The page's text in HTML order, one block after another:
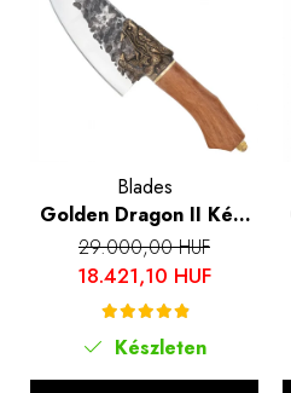
Blades
Golden Dragon II Kés,
konyha és kemping,
kalapált hammerhead,
7Cr17 acél, rózsafa
markolat, 27.5 cm
29.000,00 HUF
18.421,10 HUF
Készleten